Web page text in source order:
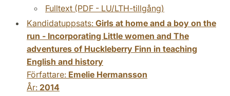
Fulltext (PDF - LU/LTH-tillgång)
Kandidatuppsats: Girls at home and a boy on the
run - Incorporating Little women and The
adventures of Huckleberry Finn in teaching
English and history
Författare: Emelie Hermansson
År: 2014